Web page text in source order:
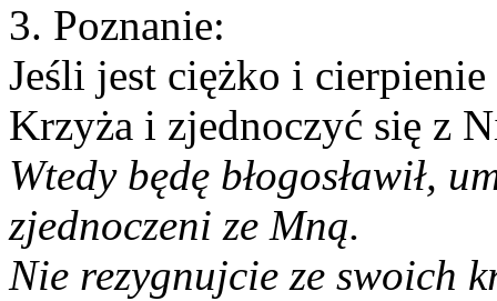
3. Poznanie:
Jeśli jest ciężko i
Krzyża i zjednoczyć się z
Wtedy będę błogosławił,
zjednoczeni ze Mną.
Nie rezygnujcie ze swoich